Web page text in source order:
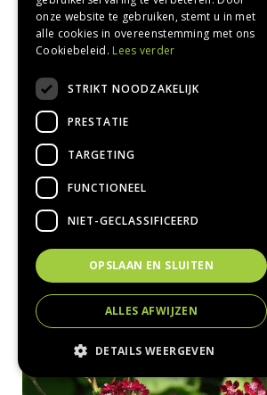
Gewoon duizendblad
Achillea millefolium 'Altrosa'
onze website te gebruiken, stemt u in met
alle cookies in overeenstemming met ons
Cookiebeleid. Lees verder
STRIKT NOODZAKELIJK
PRESTATIE
TARGETING
FUNCTIONEEL
NIET-GECLASSIFICEERD
OPSLAAN EN SLUITEN
ALLES AFWIJZEN
DETAILS WEERGEVEN